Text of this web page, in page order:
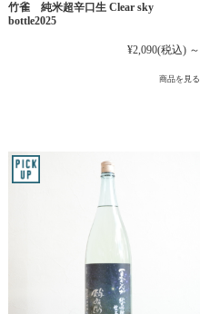
竹雀 純米超辛口生 Clear sky
bottle2025
¥2,090(税込) ～
商品を見る